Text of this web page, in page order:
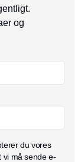
og
du vores
må sende e-